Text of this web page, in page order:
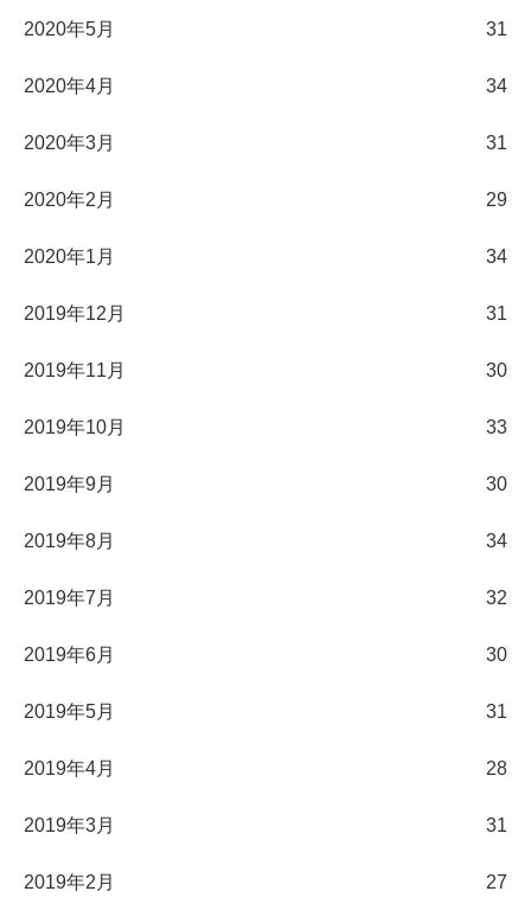
2020年5月 31
2020年4月 34
2020年3月 31
2020年2月 29
2020年1月 34
2019年12月 31
2019年11月 30
2019年10月 33
2019年9月 30
2019年8月 34
2019年7月 32
2019年6月 30
2019年5月 31
2019年4月 28
2019年3月 31
2019年2月 27